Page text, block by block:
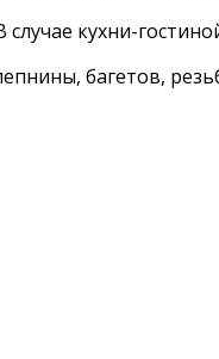
кухни-
багетов,